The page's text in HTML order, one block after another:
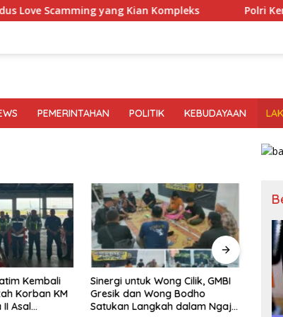
yang Kian Kompleks Polri Kerahkan 372
PEMERINTAHAN POLITIK KEBUDAYAAN
Kembali
Korban KM
Asal
Sinergi untuk Wong Cilik, GMBI
Gresik dan Wong Bodho
Satukan Langkah dalam Ngaji